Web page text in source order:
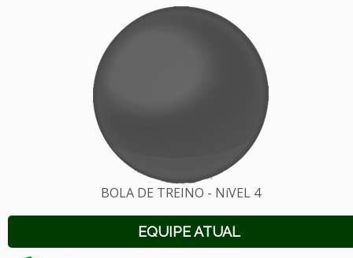
BOLA DE TREINO - NíVEL 4
EQUIPE ATUAL